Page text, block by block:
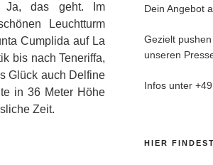
Ja, das geht. Im
Leuchtturm
Cumplida auf La
bis nach Teneriffa,
Glück auch Delfine
in 36 Meter Höhe
Zeit.
Dein Angebot
Gezielt
unseren
Infos unter
HIER